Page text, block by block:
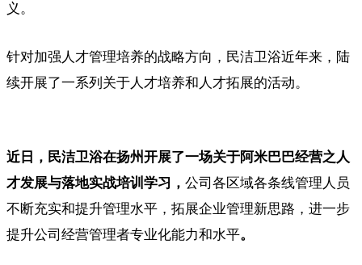
义。
针对加强人才管理培养的战略方向，民洁卫浴近年来，陆
续开展了一系列关于人才培养和人才拓展的活动。
近日，民洁卫浴在扬州开展了一场关于阿米巴巴经营之人
才发展与落地实战培训学习， 公司各区域各条线管理人员
不断充实和提升管理水平，拓展企业管理新思路，进一步
提升公司经营管理者专业化能力和水平。